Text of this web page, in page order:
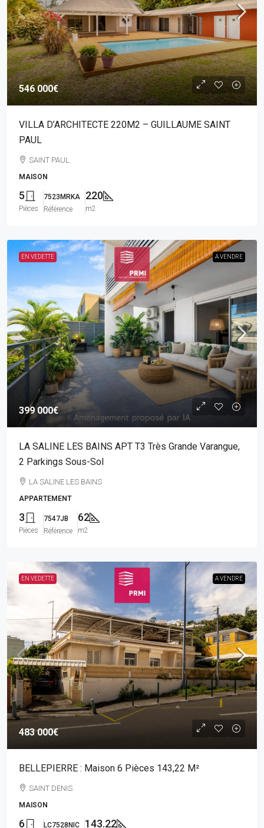
546 000€
VILLA D’ARCHITECTE 220M2 – GUILLAUME SAINT
PAUL
SAINT PAUL
MAISON
5
Pièces
7523MRKA
Référence
220
m2
EN VEDETTE A VENDRE
399 000€
LA SALINE LES BAINS APT T3 Très Grande Varangue,
2 Parkings Sous-Sol
LA SALINE LES BAINS
APPARTEMENT
3
Pièces
7547JB
Référence
62
m2
EN VEDETTE A VENDRE
483 000€
BELLEPIERRE : Maison 6 Pièces 143,22 M²
SAINT DENIS
MAISON
6
LC7528NIC
143.22